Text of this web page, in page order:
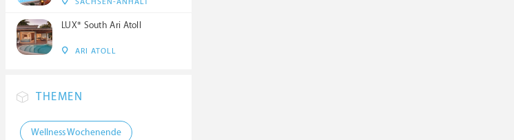
SACHSEN-ANHALT
LUX* South Ari Atoll
ARI ATOLL
THEMEN
Wellness Wochenende